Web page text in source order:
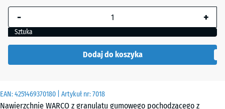
EAN:4251469370180 | Artykuł nr:7018
Nawierzchnie WARCO z granulatu gumowego pochodzącego z
Wybrany,
niebiesko
obramowany
obliczenia
(chyba że w
danych produktu
- +
Sztuka
Dodaj do koszyka